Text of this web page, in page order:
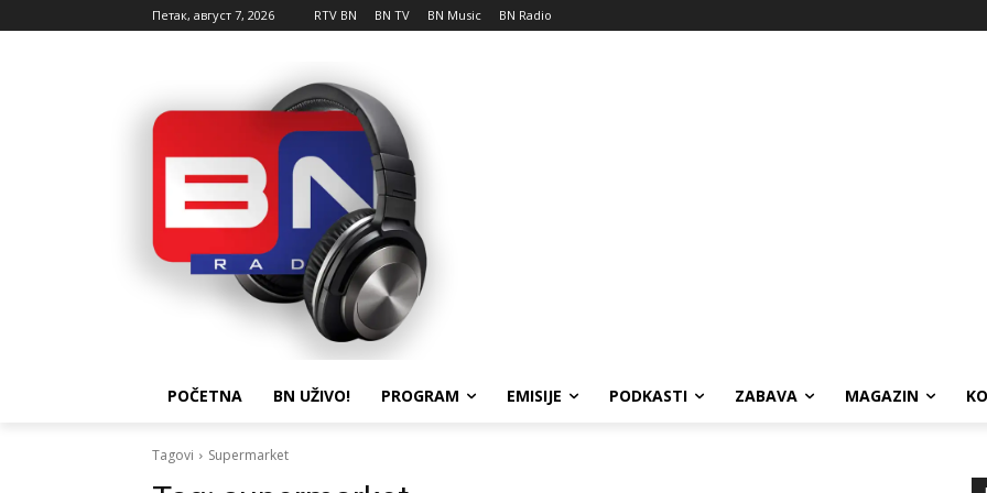
Петак, август 7, 2026 RTV BN BN TV BN Music BN Radio
POČETNA BN UŽIVO! PROGRAM EMISIJE PODKASTI ZABAVA MAGAZIN
Tagovi Supermarket